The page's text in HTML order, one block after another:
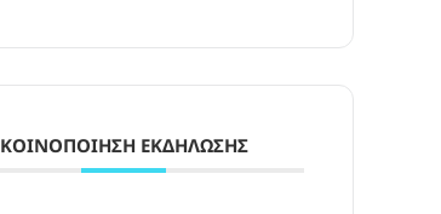
ΚΟΙΝΟΠΟΊΗΣΗ ΕΚΔΉΛΩΣΗΣ